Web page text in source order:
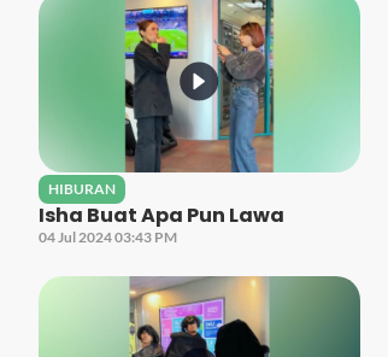
HIBURAN
Isha Buat Apa Pun Lawa
04 Jul 2024 03:43 PM